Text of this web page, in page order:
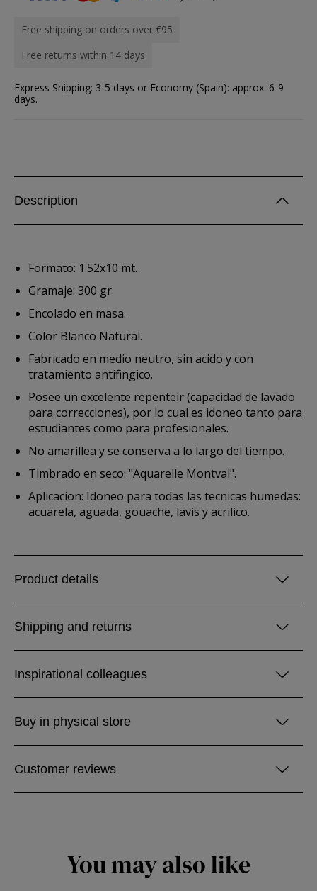
Free shipping on orders over €95
Free returns within 14 days
Express Shipping: 3-5 days or Economy (Spain): approx. 6-9
days.
Description
Formato: 1.52x10 mt.
Gramaje: 300 gr.
Encolado en masa.
Color Blanco Natural.
Fabricado en medio neutro, sin acido y con
tratamiento antifingico.
Posee un excelente repenteir (capacidad de lavado
para correcciones), por lo cual es idoneo tanto para
estudiantes como para profesionales.
No amarillea y se conserva a lo largo del tiempo.
Timbrado en seco: "Aquarelle Montval".
Aplicacion: Idoneo para todas las tecnicas humedas:
acuarela, aguada, gouache, lavis y acrilico.
Product details
Shipping and returns
Inspirational colleagues
Buy in physical store
Customer reviews
You may also like